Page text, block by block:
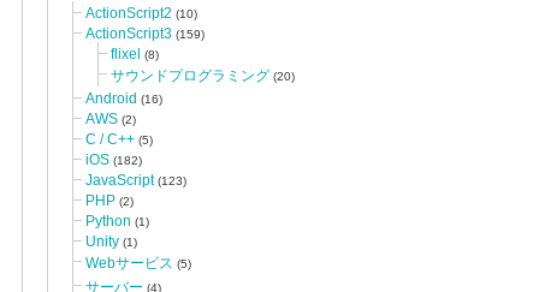
ActionScript2 (10)
ActionScript3 (159)
flixel (8)
サウンドプログラミング (20)
Android (16)
AWS (2)
C / C++ (5)
iOS (182)
JavaScript(123)
PHP (2)
Python (1)
Unity (1)
Webサービス (5)
サーバー (4)